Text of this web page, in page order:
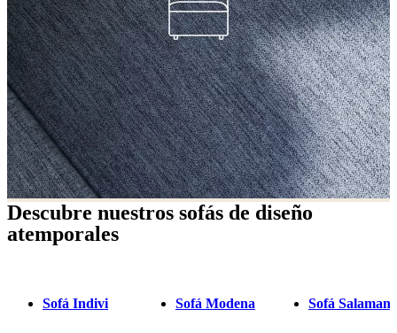
Descubre nuestros sofás de diseño
atemporales
Sofá Indivi Sofá Modena Sofá